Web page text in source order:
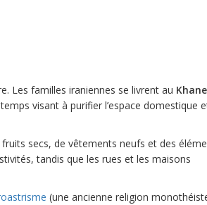
Les familles iraniennes se livrent au
visant à purifier l’espace domestique
secs, de vêtements neufs et des
tandis que les rues et les maisons
(une ancienne religion